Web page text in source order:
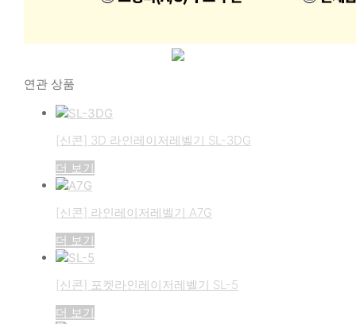
연관 상품
[신콘] 3D 라인레이저레벨기 SL-3DG
더 보기
[신콘] 라인레이저레벨기 A7G
더 보기
[신콘] 포켓라인레이저레벨기 SL-5
더 보기